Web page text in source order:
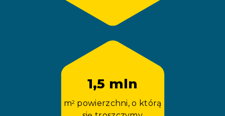
1,5 mln
m2 powierzchni, o którą